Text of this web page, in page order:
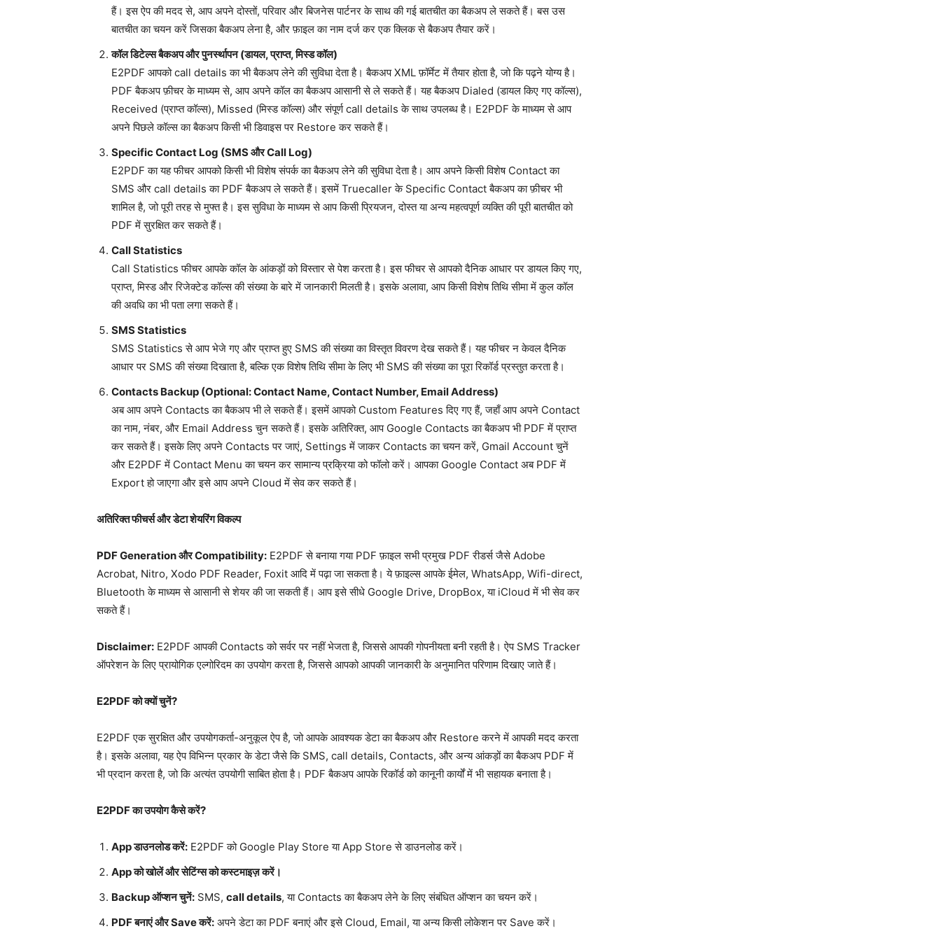
हैं। इस ऐप की मदद से, आप अपने दोस्तों, परिवार और बिजनेस पार्टनर के साथ की गई बातचीत का बैकअप ले सकते हैं। बस उस
बातचीत का चयन करें जिसका बैकअप लेना है, और फ़ाइल का नाम दर्ज कर एक क्लिक से बैकअप तैयार करें।
कॉल डिटेल्स बैकअप और पुनर्स्थापन (डायल, प्राप्त, मिस्ड कॉल)
E2PDF आपको call details का भी बैकअप लेने की सुविधा देता है। बैकअप XML फ़ॉर्मेट में तैयार होता है, जो कि पढ़ने योग्य है।
PDF बैकअप फ़ीचर के माध्यम से, आप अपने कॉल का बैकअप आसानी से ले सकते हैं। यह बैकअप Dialed (डायल किए गए कॉल्स),
Received (प्राप्त कॉल्स), Missed (मिस्ड कॉल्स) और संपूर्ण call details के साथ उपलब्ध है। E2PDF के माध्यम से आप
अपने पिछले कॉल्स का बैकअप किसी भी डिवाइस पर Restore कर सकते हैं।
Specific Contact Log (SMS और Call Log)
E2PDF का यह फीचर आपको किसी भी विशेष संपर्क का बैकअप लेने की सुविधा देता है। आप अपने किसी विशेष Contact का
SMS और call details का PDF बैकअप ले सकते हैं। इसमें Truecaller के Specific Contact बैकअप का फ़ीचर भी
शामिल है, जो पूरी तरह से मुफ्त है। इस सुविधा के माध्यम से आप किसी प्रियजन, दोस्त या अन्य महत्वपूर्ण व्यक्ति की पूरी बातचीत को
PDF में सुरक्षित कर सकते हैं।
Call Statistics
Call Statistics फीचर आपके कॉल के आंकड़ों को विस्तार से पेश करता है। इस फीचर से आपको दैनिक आधार पर डायल किए गए,
प्राप्त, मिस्ड और रिजेक्टेड कॉल्स की संख्या के बारे में जानकारी मिलती है। इसके अलावा, आप किसी विशेष तिथि सीमा में कुल कॉल
की अवधि का भी पता लगा सकते हैं।
SMS Statistics
SMS Statistics से आप भेजे गए और प्राप्त हुए SMS की संख्या का विस्तृत विवरण देख सकते हैं। यह फीचर न केवल दैनिक
आधार पर SMS की संख्या दिखाता है, बल्कि एक विशेष तिथि सीमा के लिए भी SMS की संख्या का पूरा रिकॉर्ड प्रस्तुत करता है।
Contacts Backup (Optional: Contact Name, Contact Number, Email Address)
अब आप अपने Contacts का बैकअप भी ले सकते हैं। इसमें आपको Custom Features दिए गए हैं, जहाँ आप अपने Contact
का नाम, नंबर, और Email Address चुन सकते हैं। इसके अतिरिक्त, आप Google Contacts का बैकअप भी PDF में प्राप्त
कर सकते हैं। इसके लिए अपने Contacts पर जाएं, Settings में जाकर Contacts का चयन करें, Gmail Account चुनें
और E2PDF में Contact Menu का चयन कर सामान्य प्रक्रिया को फॉलो करें। आपका Google Contact अब PDF में
Export हो जाएगा और इसे आप अपने Cloud में सेव कर सकते हैं।
अतिरिक्त फीचर्स और डेटा शेयरिंग विकल्प
PDF Generation और Compatibility: E2PDF से बनाया गया PDF फ़ाइल सभी प्रमुख PDF रीडर्स जैसे Adobe
Acrobat, Nitro, Xodo PDF Reader, Foxit आदि में पढ़ा जा सकता है। ये फ़ाइल्स आपके ईमेल, WhatsApp, Wifi-direct,
Bluetooth के माध्यम से आसानी से शेयर की जा सकती हैं। आप इसे सीधे Google Drive, DropBox, या iCloud में भी सेव कर
सकते हैं।
Disclaimer: E2PDF आपकी Contacts को सर्वर पर नहीं भेजता है, जिससे आपकी गोपनीयता बनी रहती है। ऐप SMS Tracker
ऑपरेशन के लिए प्रायोगिक एल्गोरिदम का उपयोग करता है, जिससे आपको आपकी जानकारी के अनुमानित परिणाम दिखाए जाते हैं।
E2PDF को क्यों चुनें?
E2PDF एक सुरक्षित और उपयोगकर्ता-अनुकूल ऐप है, जो आपके आवश्यक डेटा का बैकअप और Restore करने में आपकी मदद करता
है। इसके अलावा, यह ऐप विभिन्न प्रकार के डेटा जैसे कि SMS, call details, Contacts, और अन्य आंकड़ों का बैकअप PDF में
भी प्रदान करता है, जो कि अत्यंत उपयोगी साबित होता है। PDF बैकअप आपके रिकॉर्ड को कानूनी कार्यों में भी सहायक बनाता है।
E2PDF का उपयोग कैसे करें?
App डाउनलोड करें: E2PDF को Google Play Store या App Store से डाउनलोड करें।
App को खोलें और सेटिंग्स को कस्टमाइज़ करें।
Backup ऑप्शन चुनें: SMS, call details, या Contacts का बैकअप लेने के लिए संबंधित ऑप्शन का चयन करें।
PDF बनाएं और Save करें: अपने डेटा का PDF बनाएं और इसे Cloud, Email, या अन्य किसी लोकेशन पर Save करें।